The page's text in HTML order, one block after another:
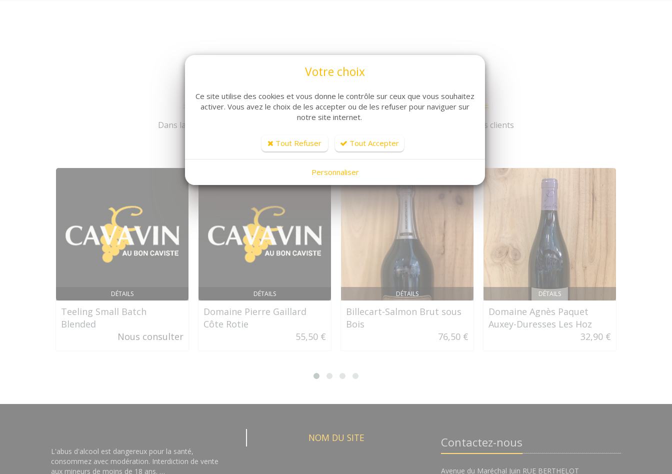
ARTICLES CONNEXES
Dans la même famille de produits, découvrez également ces produits plébiscités par nos clients
DÉTAILS
Teeling Small Batch
Blended
Nous consulter
DÉTAILS
Domaine Pierre Gaillard
Côte Rotie
55,50 €
DÉTAILS
Billecart-Salmon Brut sous
Bois
76,50 €
DÉTAILS
Domaine Agnès Paquet
Auxey-Duresses Les Hoz
32,90 €
L'abus d'alcool est dangereux pour la santé,
consommez avec modération. Interdiction de vente
aux mineurs de moins de 18 ans. …
NOM DU SITE Contactez-nous
Avenue du Maréchal Juin RUE BERTHELOT
Votre choix
Ce site utilise des cookies et vous donne le contrôle sur ceux que vous souhaitez
activer. Vous avez le choix de les accepter ou de les refuser pour naviguer sur
notre site internet.
Tout Refuser Tout Accepter
Personnaliser